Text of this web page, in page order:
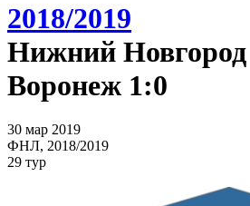
2018/2019
Нижний
Воронеж 1:0
30 мар 2019
ФНЛ, 2018/2019
29 тур